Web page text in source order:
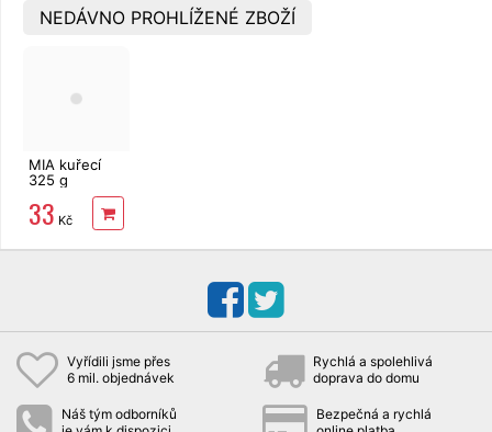
NEDÁVNO PROHLÍŽENÉ ZBOŽÍ
MIA kuřecí
325 g
33 Kč
Vyřídili jsme přes
6 mil. objednávek
Rychlá a spolehlivá
doprava do domu
Náš tým odborníků
Bezpečná a rychlá